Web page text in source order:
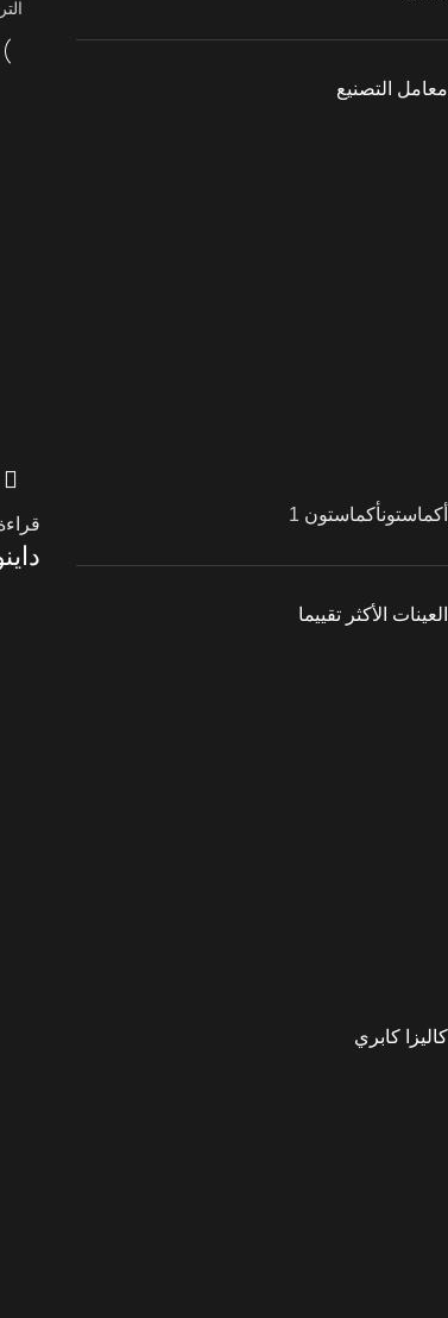
معامل التصنيع
أكماستونأكماستون 1
العينات الأكثر تقييما
كاليزا كابري